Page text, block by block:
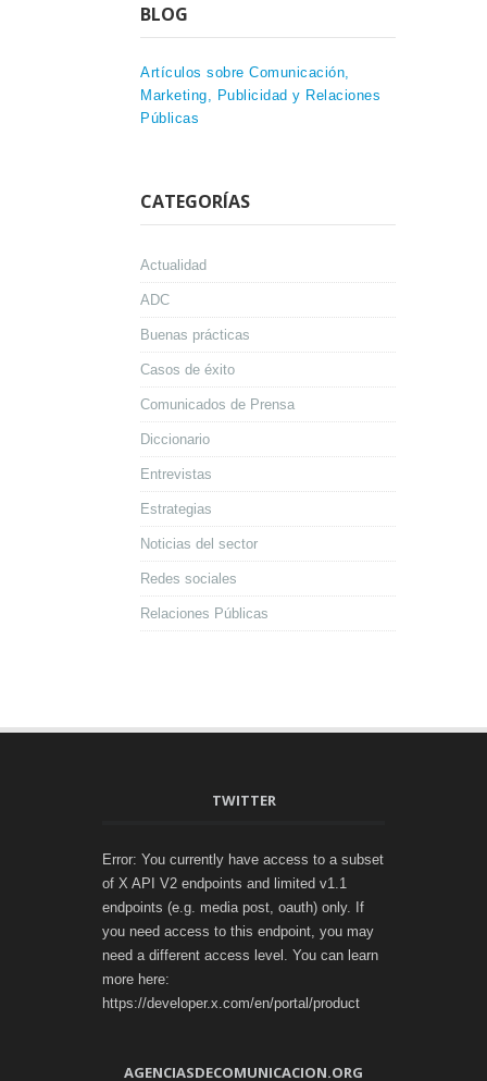
BLOG
Artículos sobre Comunicación,
Marketing, Publicidad y Relaciones
Públicas
CATEGORÍAS
Actualidad
ADC
Buenas prácticas
Casos de éxito
Comunicados de Prensa
Diccionario
Entrevistas
Estrategias
Noticias del sector
Redes sociales
Relaciones Públicas
TWITTER
Error: You currently have access to a subset
of X API V2 endpoints and limited v1.1
endpoints (e.g. media post, oauth) only. If
you need access to this endpoint, you may
need a different access level. You can learn
more here:
https://developer.x.com/en/portal/product
AGENCIASDECOMUNICACION.ORG